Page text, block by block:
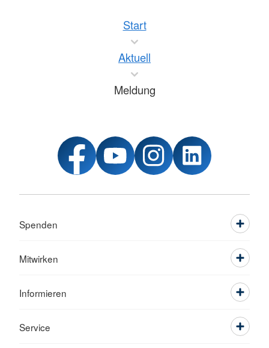
Start
Aktuell
Meldung
Spenden
Mitwirken
Informieren
Service